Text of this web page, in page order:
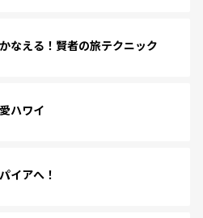
なえる！賢者の旅テクニック
ハワイ
イアへ！